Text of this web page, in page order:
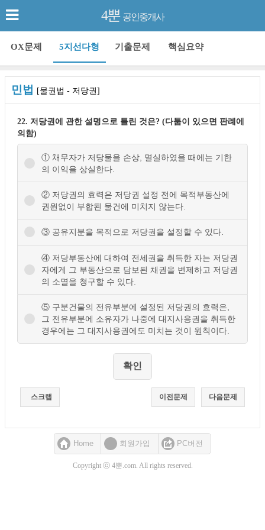
4뿐 공인중개사
OX문제 5지선다형 기출문제 핵심요약
민법 [물권법 - 저당권]
22. 저당권에 관한 설명으로 틀린 것은? (다툼이 있으면 판례에
의함)
① 채무자가 저당물을 손상, 멸실하였을 때에는 기한
의 이익을 상실한다.
② 저당권의 효력은 저당권 설정 전에 목적부동산에
권원없이 부합된 물건에 미치지 않는다.
③ 공유지분을 목적으로 저당권을 설정할 수 있다.
④ 저당부동산에 대하여 전세권을 취득한 자는 저당권
자에게 그 부동산으로 담보된 채권을 변제하고 저당권
의 소멸을 청구할 수 있다.
⑤ 구분건물의 전유부분에 설정된 저당권의 효력은,
그 전유부분에 소유자가 나중에 대지사용권을 취득한
경우에는 그 대지사용권에도 미치는 것이 원칙이다.
스크랩 다음문제
이전문제
Home 회원가입 PC버전
Copyright ⓒ 4뿐.com. All rights reserved.